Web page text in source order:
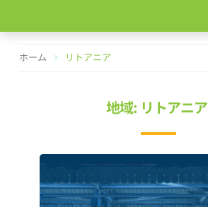
テ
ホーム リトアニア
地域: リトアニア